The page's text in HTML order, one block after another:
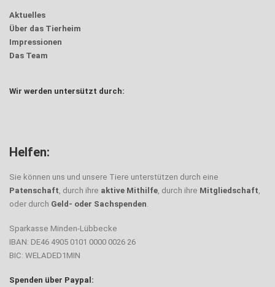
Aktuelles
Über das Tierheim
Impressionen
Das Team
Wir werden untersützt durch:
Helfen:
Sie können uns und unsere Tiere unterstützen durch eine
Patenschaft, durch ihre aktive Mithilfe, durch ihre Mitgliedschaft,
oder durch Geld- oder Sachspenden.
Sparkasse Minden-Lübbecke
IBAN: DE46 4905 0101 0000 0026 26
BIC: WELADED1MIN
Spenden über Paypal: